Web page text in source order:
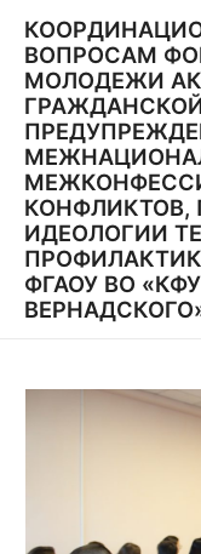
содержимому
ВОПРОСАМ
МОЛОДЕЖИ
КОНФЛИКТОВ,
ИДЕОЛОГИИ
ФГАОУ ВО